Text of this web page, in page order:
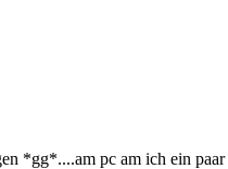
*gg*....am pc am ich ein